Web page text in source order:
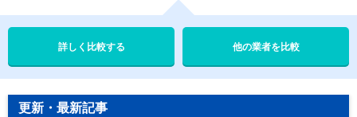
他の業者を比較
更新・最新記事